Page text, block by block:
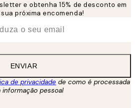
e obtenha 15% de desconto em
próxima encomenda!
ENVIAR
de privacidade de como é processada
informação pessoal